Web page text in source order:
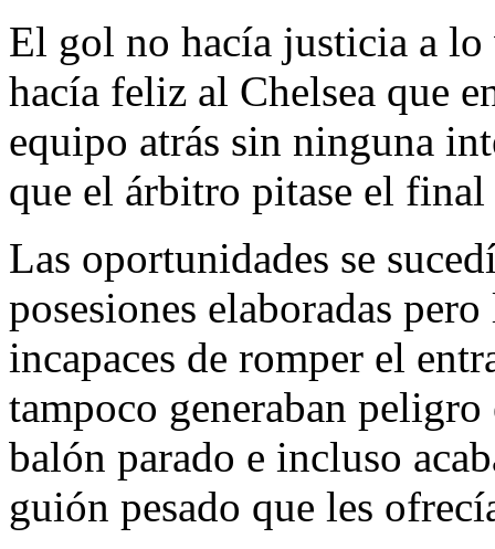
El gol no hacía justicia a
hacía feliz al Chelsea que
equipo atrás sin ninguna
que el árbitro pitase el
Las oportunidades se
posesiones elaboradas
incapaces de romper el
tampoco generaban
balón parado e incluso
guión pesado que les